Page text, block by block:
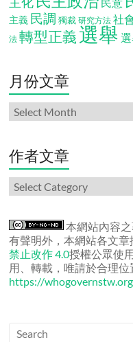
主義 民調 獨裁 研究方法 社
法 轉型正義 選舉
月份文章
月
份
章
作者文章
作
者
章
本網站內容
有聲明外，本網站各文章
禁止改作 4.0授權公眾使
用、轉載，唯請於合理位
https://whogovernstw.org